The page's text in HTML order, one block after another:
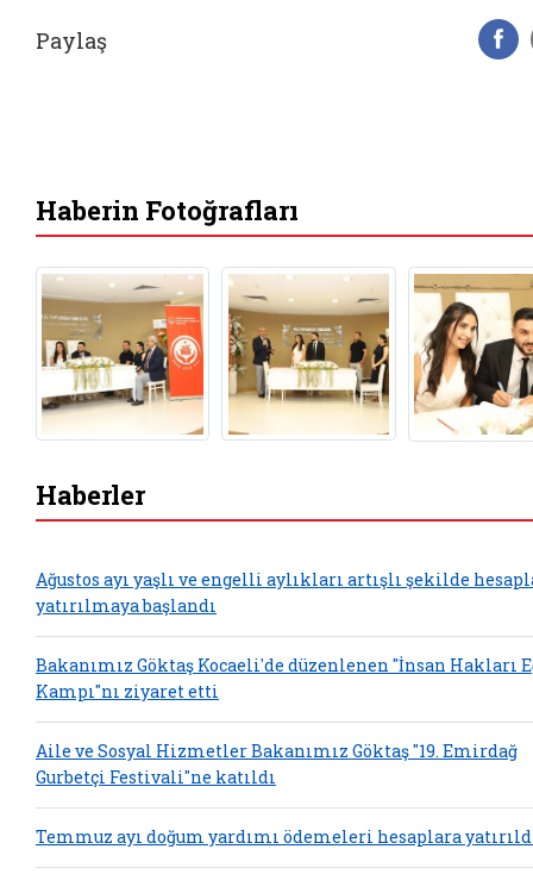
Paylaş
Haberin Fotoğrafları
Haberler
Ağustos ayı yaşlı ve engelli aylıkları artışlı şekilde
yatırılmaya başlandı
Bakanımız Göktaş Kocaeli'de düzenlenen "İnsan Hakları
Kampı"nı ziyaret etti
Aile ve Sosyal Hizmetler Bakanımız Göktaş "19. Emirdağ
Gurbetçi Festivali"ne katıldı
Temmuz ayı doğum yardımı ödemeleri hesaplara